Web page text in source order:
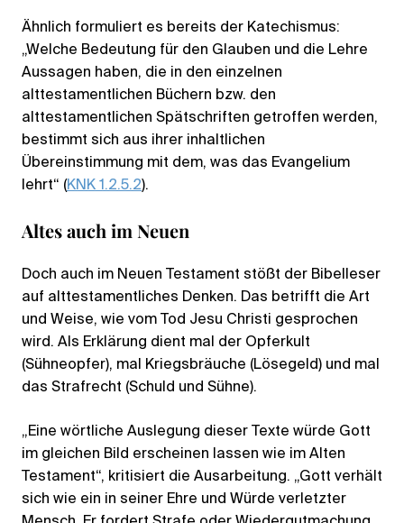
Ähnlich formuliert es bereits der Katechismus:
„Welche Bedeutung für den Glauben und die Lehre
Aussagen haben, die in den einzelnen
alttestamentlichen Büchern bzw. den
alttestamentlichen Spätschriften getroffen werden,
bestimmt sich aus ihrer inhaltlichen
Übereinstimmung mit dem, was das Evangelium
lehrt“ (KNK 1.2.5.2).
Altes auch im Neuen
Doch auch im Neuen Testament stößt der Bibelleser
auf alttestamentliches Denken. Das betrifft die Art
und Weise, wie vom Tod Jesu Christi gesprochen
wird. Als Erklärung dient mal der Opferkult
(Sühneopfer), mal Kriegsbräuche (Lösegeld) und mal
das Strafrecht (Schuld und Sühne).
„Eine wörtliche Auslegung dieser Texte würde Gott
im gleichen Bild erscheinen lassen wie im Alten
Testament“, kritisiert die Ausarbeitung. „Gott verhält
sich wie ein in seiner Ehre und Würde verletzter